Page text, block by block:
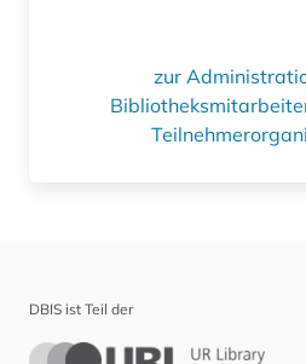
zur
DBIS ist Teil der